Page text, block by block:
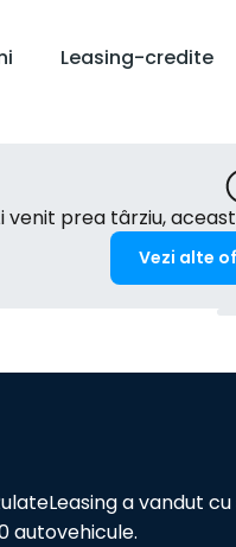
Leasing-credite
venit prea târziu,
Vezi alte
a vandut
autovehicule.